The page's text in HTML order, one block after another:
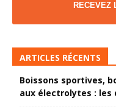
RECEVEZ
ARTICLES RÉCENTS
Boissons sportives,
aux électrolytes : les